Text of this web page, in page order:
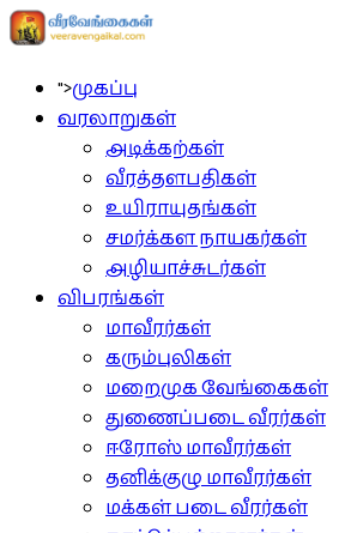
">முகப்பு
வரலாறுகள்
அடிக்கற்கள்
வீரத்தளபதிகள்
உயிராயுதங்கள்
சமர்க்கள நாயகர்கள்
அழியாச்சுடர்கள்
விபரங்கள்
மாவீரர்கள்
கரும்புலிகள்
மறைமுக வேங்கைகள்
துணைப்படை வீரர்கள்
ஈரோஸ் மாவீரர்கள்
தனிக்குழு மாவீரர்கள்
மக்கள் படை வீரர்கள்